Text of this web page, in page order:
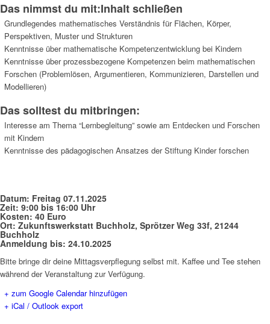
Das nimmst du mit:Inhalt schließen
Grundlegendes mathematisches Verständnis für Flächen, Körper,
Perspektiven, Muster und Strukturen
Kenntnisse über mathematische Kompetenzentwicklung bei Kindern
Kenntnisse über prozessbezogene Kompetenzen beim mathematischen
Forschen (Problemlösen, Argumentieren, Kommunizieren, Darstellen und
Modellieren)
Das solltest du mitbringen:
Interesse am Thema “Lernbegleitung” sowie am Entdecken und Forschen
mit Kindern
Kenntnisse des pädagogischen Ansatzes der Stiftung Kinder forschen
Datum: Freitag 07.11.2025
Zeit: 9:00 bis 16:00 Uhr
Kosten: 40 Euro
Ort: Zukunftswerkstatt Buchholz, Sprötzer Weg 33f, 21244
Buchholz
Anmeldung bis: 24.10.2025
Bitte bringe dir deine Mittagsverpflegung selbst mit. Kaffee und Tee stehen
während der Veranstaltung zur Verfügung.
+ zum Google Calendar hinzufügen
+ iCal / Outlook export